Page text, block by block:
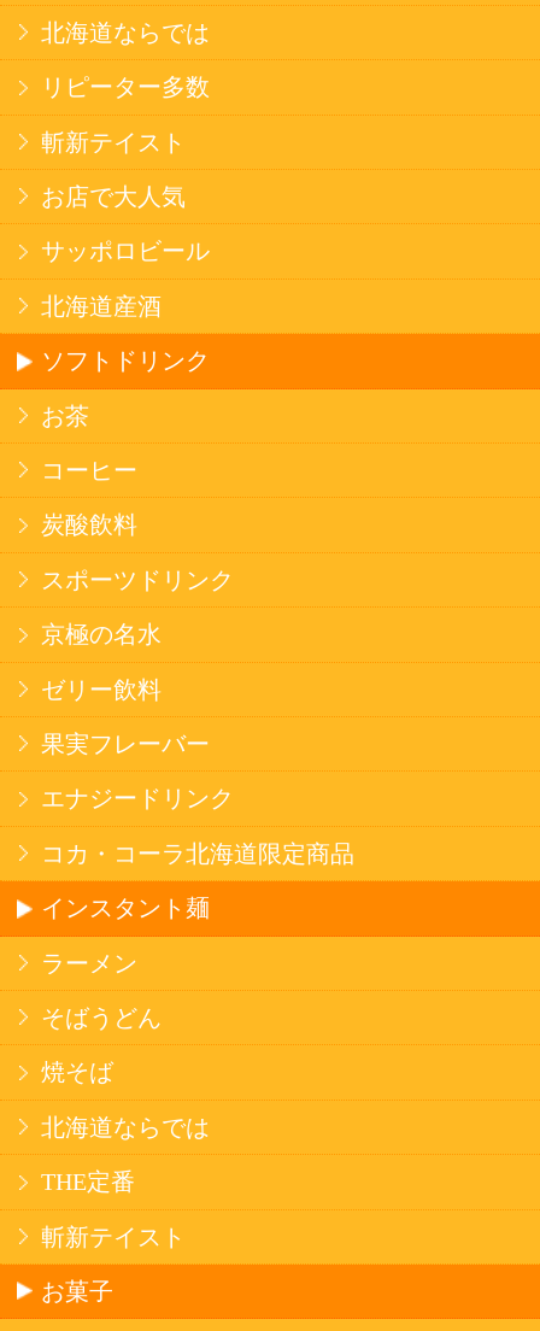
北海道ならでは
THE定番
斬新テイスト
お菓子
バタークッキー
キャンディ
スナック
米菓
国産不織布マスク
北海道アイスクリーム
名水珈琲
食品
健康カレー
ごはん
みそ汁・スープ
北海道産米
フラワーギフト
ご利用ガイド
オンライン専用お問い合わせ
カートを見る
新規ご利用登録
セイコーマートHOME
当サイトについて
個人情報保護方針
20歳未満の方の酒類の購入や、飲酒は法律で禁
法令に従って、20歳未満の方への酒類のご注文
はお受けできません。
また、酒類を受取に来られた方が20歳未満の場
合は、酒類のお渡しをお断りしております。
表示：スマートフォン｜